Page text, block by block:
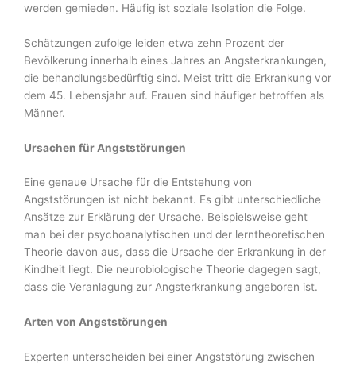
werden gemie­den. Häufig ist soziale Isolation die Folge.
Schätzungen zufolge leiden etwa zehn Prozent der
Bevölkerung innerhalb eines Jahres an Angsterkrankungen,
die behandlungsbedürftig sind. Meist tritt die Erkrankung vor
dem 45. Lebensjahr auf. Frauen sind häufiger betroffen als
Männer.
Ursachen für Angststörungen
Eine genaue Ursache für die Entstehung von
Angststörungen ist nicht bekannt. Es gibt un­terschiedliche
Ansätze zur Erklärung der Ursache. Beispielsweise geht
man bei der psycho­analytischen und der lerntheoretischen
Theorie davon aus, dass die Ursache der Erkrankung in der
Kindheit liegt. Die neurobiologische Theorie dagegen sagt,
dass die Veranlagung zur Angsterkrankung angeboren ist.
Arten von Angststörungen
Experten unterscheiden bei einer Angststörung zwischen